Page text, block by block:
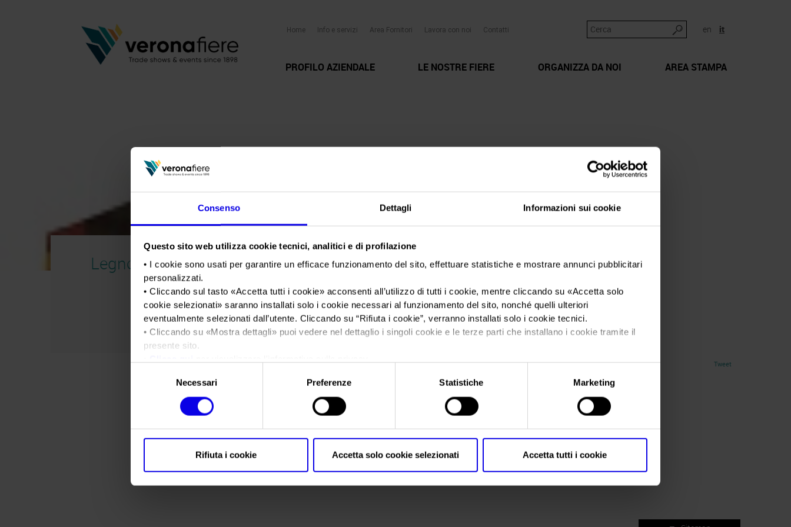
Consenso Dettagli Informazioni sui cookie
Questo sito web utilizza cookie tecnici, analitici e di profilazione
• I cookie sono usati per garantire un efficace funzionamento del sito, effettuare statistiche e mostrare annunci pubblicitari
personalizzati.
• Cliccando sul tasto «Accetta tutti i cookie» acconsenti all’utilizzo di tutti i cookie, mentre cliccando su «Accetta solo
cookie selezionati» saranno installati solo i cookie necessari al funzionamento del sito, nonché quelli ulteriori
eventualmente selezionati dall’utente. Cliccando su “Rifiuta i cookie”, verranno installati solo i cookie tecnici.
• Cliccando su «Mostra dettagli» puoi vedere nel dettaglio i singoli cookie e le terze parti che installano i cookie tramite il
presente sito.
Necessari Preferenze Statistiche Marketing
Rifiuta i cookie Accetta solo cookie selezionati Accetta tutti i cookie
en it
Home Info e servizi Area Fornitori Lavora con noi Contatti
PROFILO AZIENDALE LE NOSTRE FIERE ORGANIZZA DA NOI AREA STAMPA
Legno&Edilizia
Sei in:Legno&Edilizia>legno_edilizia2(2)
legno_edilizia2(2)
Tweet